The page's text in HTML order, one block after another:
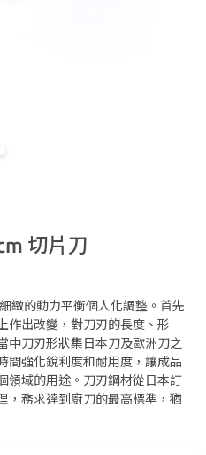
切片刀
緻的動力平衡個人化調整。首先
作出改變，對刀刃的長度、形
中刀刃形狀集日本刀及歐洲刀之
間強化銳利度和耐用度，讓成品
領域的用途。刀刃鋼材從日本訂
，務求達到廚刀的最高標準，猶